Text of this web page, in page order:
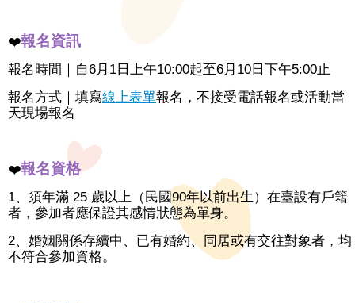
❤️報名資訊
報名時間｜自6月1日上午10:00起至6月10日下午5:00止
報名方式｜填寫線上表單報名，不接受電話報名或活動當
天現場報名
❤️報名資格
1、須年滿 25 歲以上（民國90年以前出生）在臺設有戶籍
者，參加者應保證其感情狀態為單身。
2、婚姻關係存續中、已有婚約、同居或有交往對象者，均
不符合參加資格。